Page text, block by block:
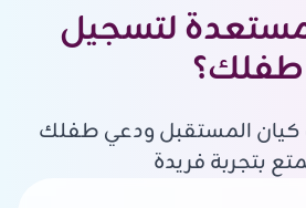
لتسجيل
طفلك؟
كيان المستقبل ودعي طفلك
بتجربة فريدة